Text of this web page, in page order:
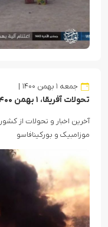
جمعه ۱ بهمن ۱۴۰۰
تحولات آفریقا، ۱ بهمن ۱۴۰۰
آخرین اخبار و تحولات از
موزامبیک و بورکینافاسو